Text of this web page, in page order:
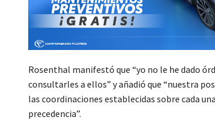
Rosenthal manifestó que “yo no le he dado
consultarles a ellos” y añadió que “nuestra
las coordinaciones establecidas sobre cada
precedencia”.